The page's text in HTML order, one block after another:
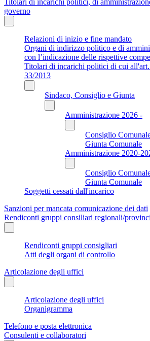
Titolari di incarichi politici, di
governo
Relazioni di inizio e fine mandato
Organi di indirizzo politico e di
con l’indicazione delle rispettive
Titolari di incarichi politici di cui
33/2013
Sindaco, Consiglio e Giunta
Amministrazione 2026 -
Consiglio
Giunta Comunale
Amministrazione 2020-
Consiglio
Giunta Comunale
Soggetti cessati dall'incarico
Sanzioni per mancata comunicazione dei dati
Rendiconti gruppi consiliari regionali/
Rendiconti gruppi consigliari
Atti degli organi di controllo
Articolazione degli uffici
Articolazione degli uffici
Organigramma
Telefono e posta elettronica
Consulenti e collaboratori